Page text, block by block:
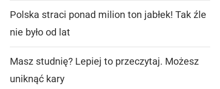
Polska straci ponad milion ton jabłek! Tak źle
nie było od lat
Masz studnię? Lepiej to przeczytaj. Możesz
uniknąć kary